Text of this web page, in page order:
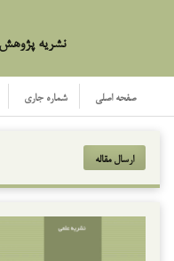
نشریه
صفحه اصلی شماره جاری
ارسال مقاله